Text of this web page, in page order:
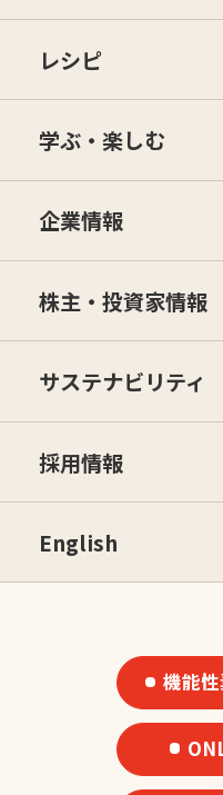
レシピ
学ぶ・楽しむ
企業情報
株主・投資家情報
サステナビリティ
採用情報
English
機能